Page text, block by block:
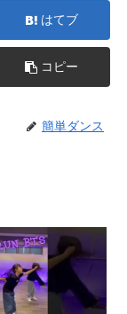
はてブ
コピー
簡単ダンス